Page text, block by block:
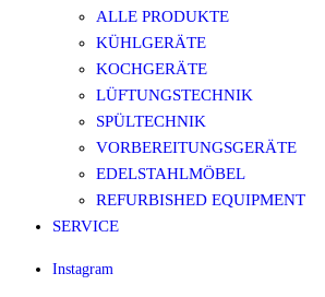
ALLE PRODUKTE
KÜHLGERÄTE
KOCHGERÄTE
LÜFTUNGSTECHNIK
SPÜLTECHNIK
VORBEREITUNGSGERÄTE
EDELSTAHLMÖBEL
REFURBISHED EQUIPMENT
SERVICE
Instagram